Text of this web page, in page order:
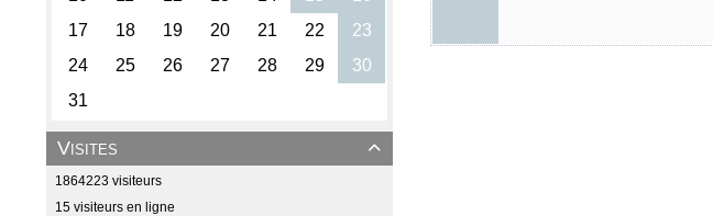

Visites
1864223 visiteurs
15 visiteurs en ligne